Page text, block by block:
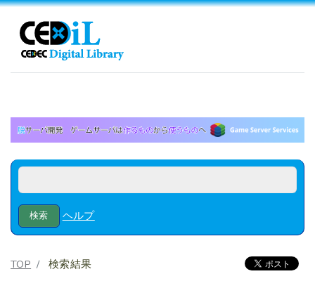
ヘルプ
TOP 検索結果